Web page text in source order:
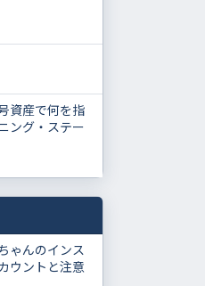
資産で何を指
ング・ステー
ゃんのインス
ウントと注意